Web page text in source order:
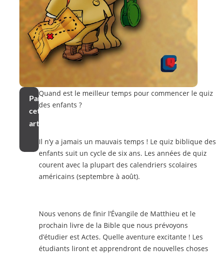
Partager
cet
article
Quand est le meilleur temps pour commencer le quiz
des enfants ?
Il n’y a jamais un mauvais temps ! Le quiz biblique des
enfants suit un cycle de six ans. Les années de quiz
courent avec la plupart des calendriers scolaires
américains (septembre à août).
Nous venons de finir l’Évangile de Matthieu et le
prochain livre de la Bible que nous prévoyons
d’étudier est Actes. Quelle aventure excitante ! Les
étudiants liront et apprendront de nouvelles choses